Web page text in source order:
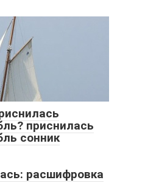
приснилась
сонник
расшифровка